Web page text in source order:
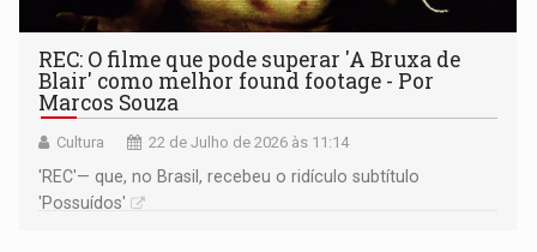
REC: O filme que pode superar 'A Bruxa de
Blair' como melhor found footage - Por
Marcos Souza
Cultura 22 de Julho de 2026 às 11:14
'REC'— que, no Brasil, recebeu o ridículo subtítulo
'Possuídos'